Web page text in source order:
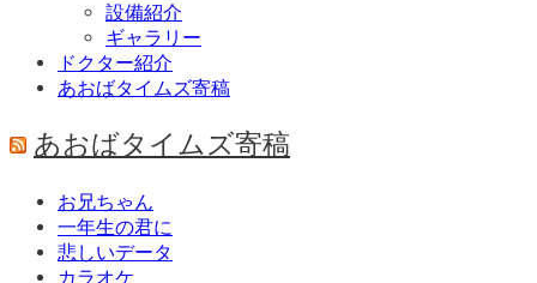
設備紹介
ギャラリー
ドクター紹介
あおばタイムズ寄稿
あおばタイムズ寄稿
お兄ちゃん
一年生の君に
悲しいデータ
カラオケ